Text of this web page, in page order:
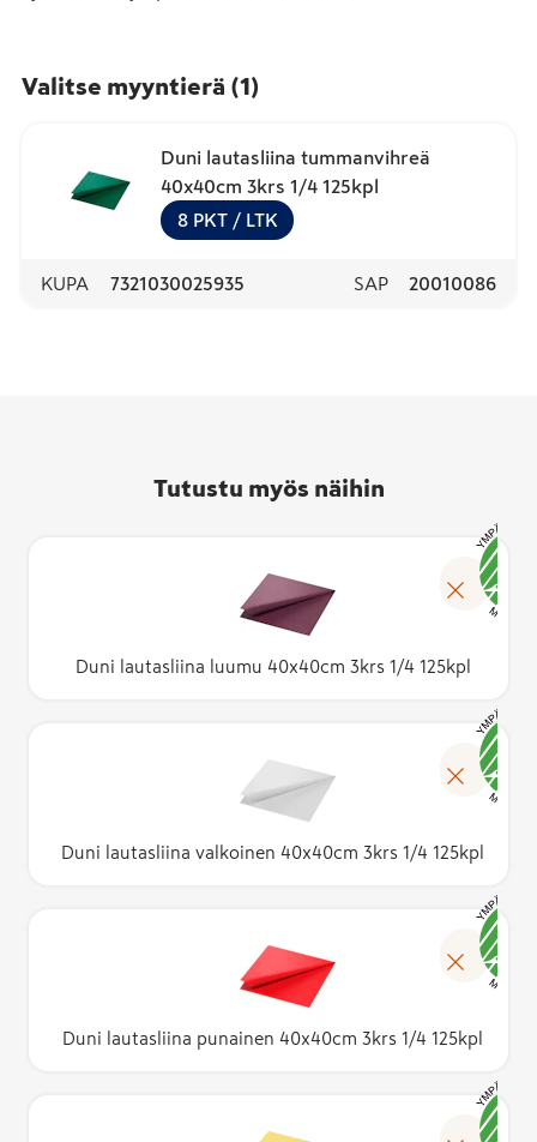
Valitse myyntierä (1)
Duni lautasliina tummanvihreä
40x40cm 3krs 1/4 125kpl
8 PKT / LTK
KUPA 7321030025935 SAP 20010086
Tutustu myös näihin
Duni lautasliina luumu 40x40cm 3krs 1/4 125kpl
Duni lautasliina valkoinen 40x40cm 3krs 1/4 125kpl
Duni lautasliina punainen 40x40cm 3krs 1/4 125kpl